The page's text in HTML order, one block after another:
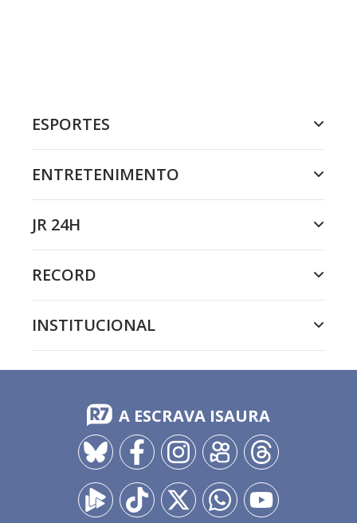
ESPORTES
ENTRETENIMENTO
JR 24H
RECORD
INSTITUCIONAL
A ESCRAVA ISAURA